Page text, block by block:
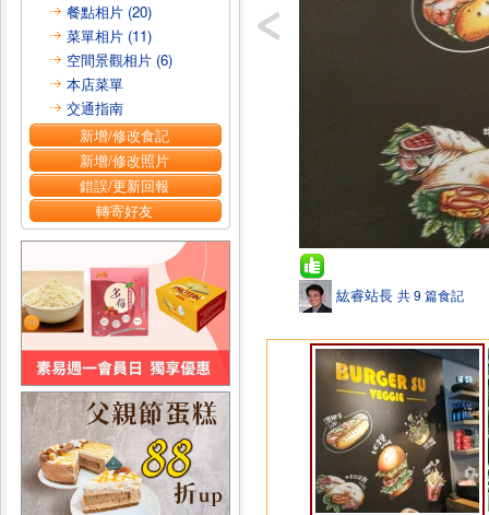
餐點相片 (20)
菜單相片 (11)
空間景觀相片 (6)
本店菜單
交通指南
新增/修改食記
新增/修改照片
錯誤/更新回報
轉寄好友
紘睿站長 共 9 篇食記